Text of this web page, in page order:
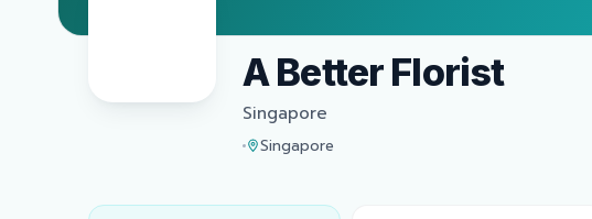
A Better Florist
Singapore
Singapore